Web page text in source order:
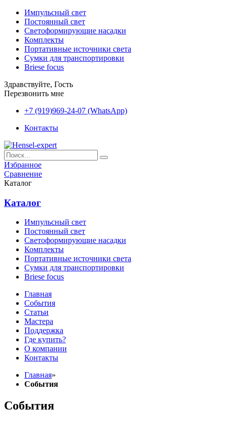
Импульсный свет
Постоянный свет
Светоформирующие насадки
Комплекты
Портативные источники света
Сумки для транспортировки
Briese focus
Здравствуйте, Гость
Перезвонить мне
+7 (919)969-24-07 (WhatsApp)
Контакты
Избранное
Сравнение
Каталог
Каталог
Импульсный свет
Постоянный свет
Светоформирующие насадки
Комплекты
Портативные источники света
Сумки для транспортировки
Briese focus
Главная
События
Статьи
Мастера
Поддержка
Где купить?
О компании
Контакты
Главная»
События
События